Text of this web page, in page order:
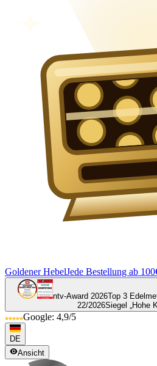
Goldener HebelJede Bestellung ab
ntv-Award 2026Top 3
22/2026Siegel „Hohe
Google: 4,9/5
DE
Ansicht